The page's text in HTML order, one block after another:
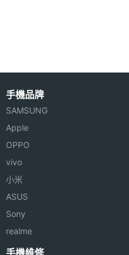
Focalmax SCATI VR
◎ 5.5 吋 2,560 x
尺寸
主螢幕
解析度
2560x1440
連接與應用
手機品牌
SAMSUNG
Apple
OPPO
vivo
小米
ASUS
Sony
realme